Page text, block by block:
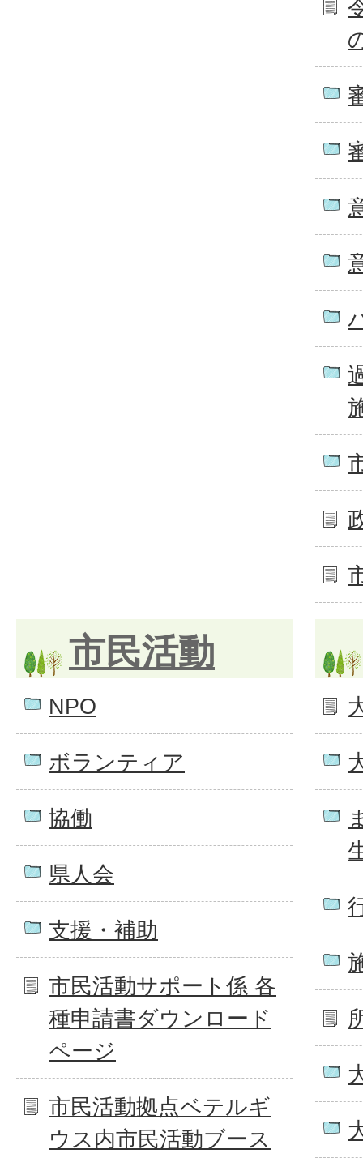
市民活動
NPO
ボランティア
協働
県人会
支援・補助
市民活動サポート係 各
種申請書ダウンロード
ページ
市民活動拠点ベテルギ
ウス内市民活動ブース